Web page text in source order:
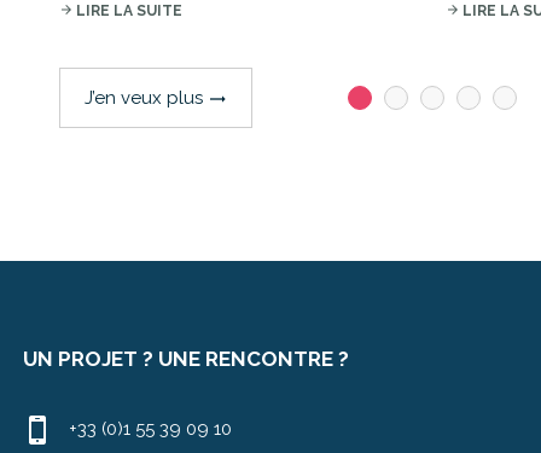
arrow_forward LIRE LA SUITE arrow_forward LIRE LA
J’en veux plus trending_flat
UN PROJET ? UNE RENCONTRE ?
+33 (0)1 55 39 09 10